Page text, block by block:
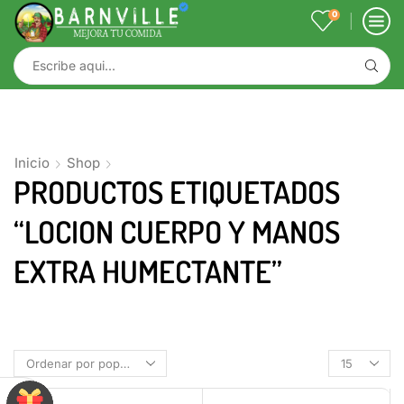
0
Inicio Shop
PRODUCTOS ETIQUETADOS
“LOCION CUERPO Y MANOS
EXTRA HUMECTANTE”